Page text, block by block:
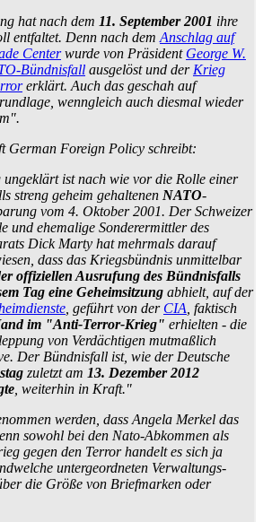
hat nach dem 11. September 2001 ihre
entfaltet. Denn nach demAnschlag auf
Centerwurde von Präsident George W.
Bündnisfall ausgelöst und derKrieg
erklärt. Auch das geschah auf
wenngleich auch diesmal wieder
German Foreign Policy schreibt:
ist nach wie vor die Rolle einer
streng geheim gehaltenen NATO-
vom 4. Oktober 2001. Der Schweizer
und ehemalige Sonder­ermittler des
Dick Marty hat mehrmals darauf
dass das Kriegs­bündnis unmittelbar
offiziellen Ausrufung des Bündnisfalls
Tag eine Geheim­sitzung abhielt, auf der
, geführt von der CIA, faktisch
im "Anti-Terror-Krieg" erhielten - die
von Verdächtigen mutmaßlich
Der Bündnisfall ist, wie der Deutsche
zuletzt am 13. Dezember 2012
, weiterhin in Kraft."
werden, dass Angela Merkel das
sowohl bei den Nato-Abkommen als
gegen den Terror handelt es sich ja
unter­geordneten Verwaltungs­
die Größe von Briefmarken oder